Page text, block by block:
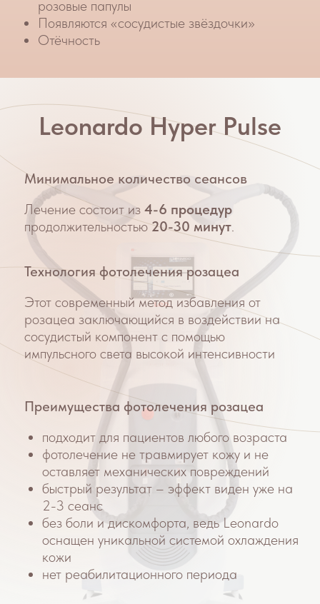
Аппарат азотно
NeoGen — это современное оборудование
для лечения розацеа и других патологий с
помощью использования азотной плазмы.
Методика уникальна и не имеет аналогов в
мире, она позволяет эффективно решать
множество эстетических проблем и
лифтинга, коррекции рубцов, лечения акне,
розацеа, дерматитов и грибковых
Отсутствие реабилитации
Что такое азотная плазма?
Азотная плазма — это ионизированный газ,
состоящий из положительных и
отрицательных ионов, который создается
под высоким напряжением. Он проникает в
кожу, не повреждая её верхний слой. Когда
молекулы плазмы контактируют с кожей,
они передают свою энергию, которая
оказывает выраженное
активирует естественные процессы
восстановления и обновления тканей.
Преимущества
Быстрое восстановление кожи и
отсутствие повреждений;
Значительный эффект уже после первой
процедуры;
Широкие возможности применения;
Безопасность для организма